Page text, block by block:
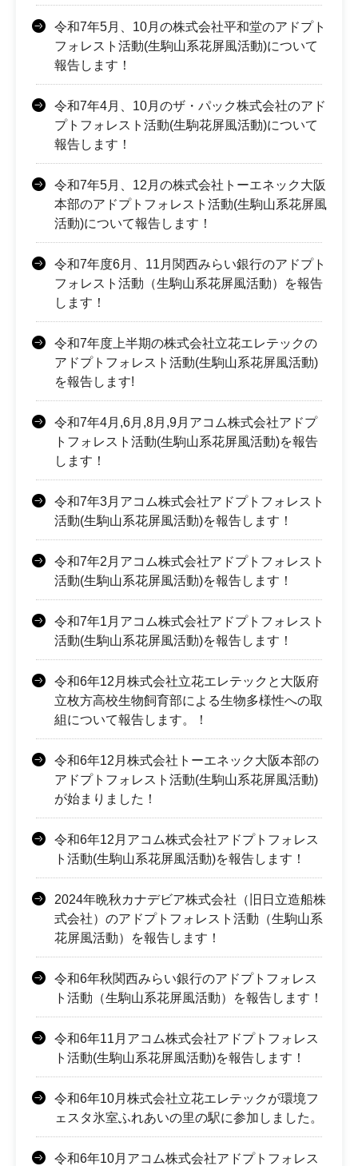
令和7年5月、10月の株式会社平和堂のアドプト
フォレスト活動(生駒山系花屏風活動)について
報告します！
令和7年4月、10月のザ・パック株式会社のアド
プトフォレスト活動(生駒花屏風活動)について
報告します！
令和7年5月、12月の株式会社トーエネック大阪
本部のアドプトフォレスト活動(生駒山系花屏風
活動)について報告します！
令和7年度6月、11月関西みらい銀行のアドプト
フォレスト活動（生駒山系花屏風活動）を報告
します！
令和7年度上半期の株式会社立花エレテックの
アドプトフォレスト活動(生駒山系花屏風活動)
を報告します!
令和7年4月,6月,8月,9月アコム株式会社アドプ
トフォレスト活動(生駒山系花屏風活動)を報告
します！
令和7年3月アコム株式会社アドプトフォレスト
活動(生駒山系花屏風活動)を報告します！
令和7年2月アコム株式会社アドプトフォレスト
活動(生駒山系花屏風活動)を報告します！
令和7年1月アコム株式会社アドプトフォレスト
活動(生駒山系花屏風活動)を報告します！
令和6年12月株式会社立花エレテックと大阪府
立枚方高校生物飼育部による生物多様性への取
組について報告します。！
令和6年12月株式会社トーエネック大阪本部の
アドプトフォレスト活動(生駒山系花屏風活動)
が始まりました！
令和6年12月アコム株式会社アドプトフォレス
ト活動(生駒山系花屏風活動)を報告します！
2024年晩秋カナデビア株式会社（旧日立造船株
式会社）のアドプトフォレスト活動（生駒山系
花屏風活動）を報告します！
令和6年秋関西みらい銀行のアドプトフォレス
ト活動（生駒山系花屏風活動）を報告します！
令和6年11月アコム株式会社アドプトフォレス
ト活動(生駒山系花屏風活動)を報告します！
令和6年10月株式会社立花エレテックが環境フ
ェスタ氷室ふれあいの里の駅に参加しました。
令和6年10月アコム株式会社アドプトフォレス